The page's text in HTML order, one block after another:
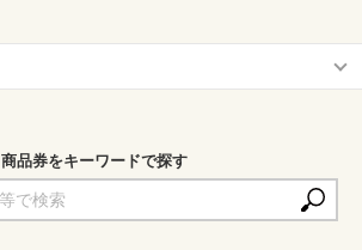
商品券をキーワードで探す